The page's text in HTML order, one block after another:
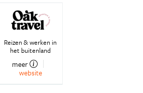
Reizen & werken in
het buitenland
meer
website